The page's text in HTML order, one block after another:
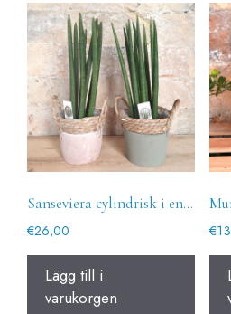
Sanseviera cylindrisk i en terrakottakruka
€26,00
Lägg till i
varukorgen
€